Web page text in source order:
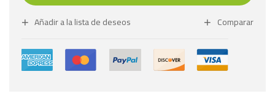
Añadir a la lista de deseos
Comparar